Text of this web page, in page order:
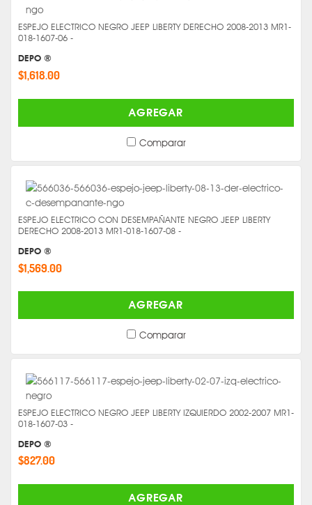
ESPEJO ELECTRICO NEGRO JEEP LIBERTY DERECHO 2008-2013 MR1-
018-1607-06 -
DEPO ®
$1,618.00
AGREGAR
Comparar
ESPEJO ELECTRICO CON DESEMPAÑANTE NEGRO JEEP LIBERTY
DERECHO 2008-2013 MR1-018-1607-08 -
DEPO ®
$1,569.00
AGREGAR
Comparar
ESPEJO ELECTRICO NEGRO JEEP LIBERTY IZQUIERDO 2002-2007 MR1-
018-1607-03 -
DEPO ®
$827.00
AGREGAR